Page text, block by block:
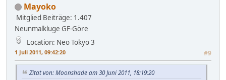
Mayoko
Mitglied Beiträge: 1.407
Neunmalkluge GF-Göre
Location: Neo Tokyo 3
1 Juli 2011, 09:42:20 #9
Zitat von: Moonshade am 30 Juni 2011, 18:19:20